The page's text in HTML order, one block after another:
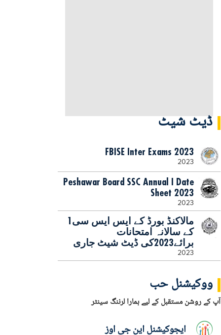
ڈیٹ شیٹ
FBISE Inter Exams 2023
2023
Peshawar Board SSC Annual I Date
Sheet 2023
2023
مالاکنڈ بورڈ کے ایس ایس سی1
کے سالانہ امتحانات
برائے2023کی ڈیٹ شیٹ جاری
2023
ووکیشنل حب
آپ کے روشن مستقبل کے لیے ہمارا لرننگ سینٹر
ایجوکیشنل این جی اوز